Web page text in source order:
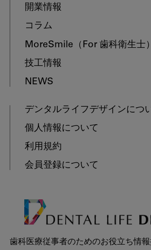
開業情報
コラム
MoreSmile （For 歯科衛生士）
技工情報
NEWS
デンタルライフデザインにつ
個人情報について
利用規約
会員登録について
歯科医療従事者のためのお役立ち情報